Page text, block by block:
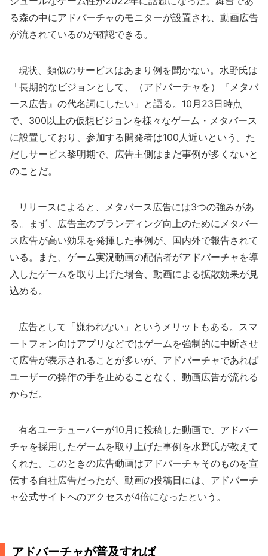
る森の中にアドバーチャのモニターが設置され、動画広告
が流されているのが確認できる。
現状、類似のサービスはあまり例を聞かない。水野氏は
「長期的なビジョンとして、（アドバーチャを）『メタバ
ース広告』の代名詞にしたい」と語る。10月23日時点
で、300以上の仮想ビジョンを様々なゲーム・メタバース
に設置しており、参加する開発者は100人近いという。た
だしサービス黎明期で、広告主側はまだ事例が多くないと
のことだ。
リリースによると、メタバース広告には3つの強みがあ
る。まず、広告主のブランディング向上のためにメタバー
ス広告が高い効果を発揮した事例が、国内外で報告されて
いる。また、ゲーム実況動画の配信者がアドバーチャを導
入したゲームを取り上げた場合、動画による拡散効果が見
込める。
広告として「嫌われない」というメリットもある。スマ
ートフォン向けアプリなどではゲームを強制的に中断させ
て広告が表示されることが多いが、アドバーチャであれば
ユーザーの操作の手を止めることなく、動画広告が流れる
からだ。
有名ユーチューバーが10月に投稿した動画で、アドバー
チャを採用したゲームを取り上げた事例を水野氏が教えて
くれた。このときの広告動画はアドバーチャそのものを宣
伝する自社広告だったが、動画の投稿日には、アドバーチ
ャ公式サイトへのアクセスが4倍になったという。
アドバーチャが普及すれば